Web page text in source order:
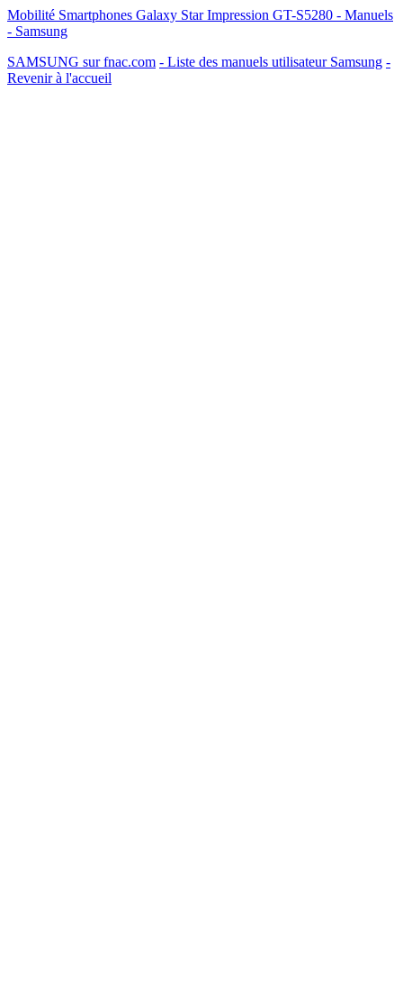
Mobilité Smartphones Galaxy Star Impression GT-S5280 - Manuels
- Samsung
SAMSUNG sur fnac.com - Liste des manuels utilisateur Samsung -
Revenir à l'accueil